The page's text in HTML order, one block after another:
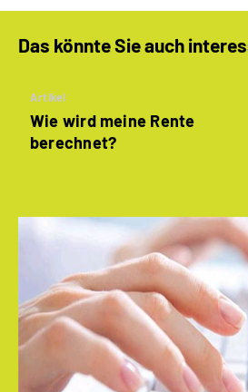
Das könnte Sie auch
Artikel
Wie wird meine Rente
berechnet?